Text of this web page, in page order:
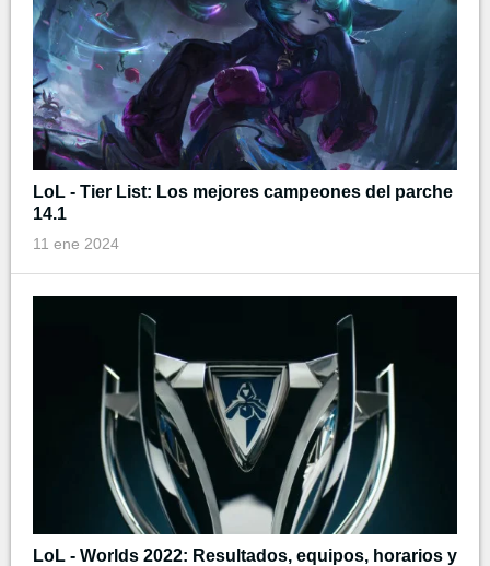
LoL - Tier List: Los mejores campeones del parche
14.1
11 ene 2024
LoL - Worlds 2022: Resultados, equipos, horarios y